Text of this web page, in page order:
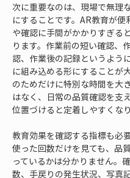
次に重要なのは、現場で無理
にすることです。AR教育が便
や確認に手間がかかりすぎる
ります。作業前の短い確認、
認、作業後の記録というよう
に組み込める形にすることが
のためだけに特別な時間を大
はなく、日常の品質確認を支
位置づけると定着しやすくなり
教育効果を確認する指標も必
使った回数だけを見ても、品
っているかは分かりません。
数、手戻りの発生状況、写真